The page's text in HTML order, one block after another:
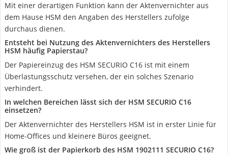
Mit einer derartigen Funktion kann der Aktenvernichter aus
dem Hause HSM den Angaben des Herstellers zufolge
durchaus dienen.
Entsteht bei Nutzung des Aktenvernichters des Herstellers
HSM häufig Papierstau?
Der Papiereinzug des HSM SECURIO C16 ist mit einem
Überlastungsschutz versehen, der ein solches Szenario
verhindert.
In welchen Bereichen lässt sich der HSM SECURIO C16
einsetzen?
Der Aktenvernichter des Herstellers HSM ist in erster Linie für
Home-Offices und kleinere Büros geeignet.
Wie groß ist der Papierkorb des HSM 1902111 SECURIO C16?